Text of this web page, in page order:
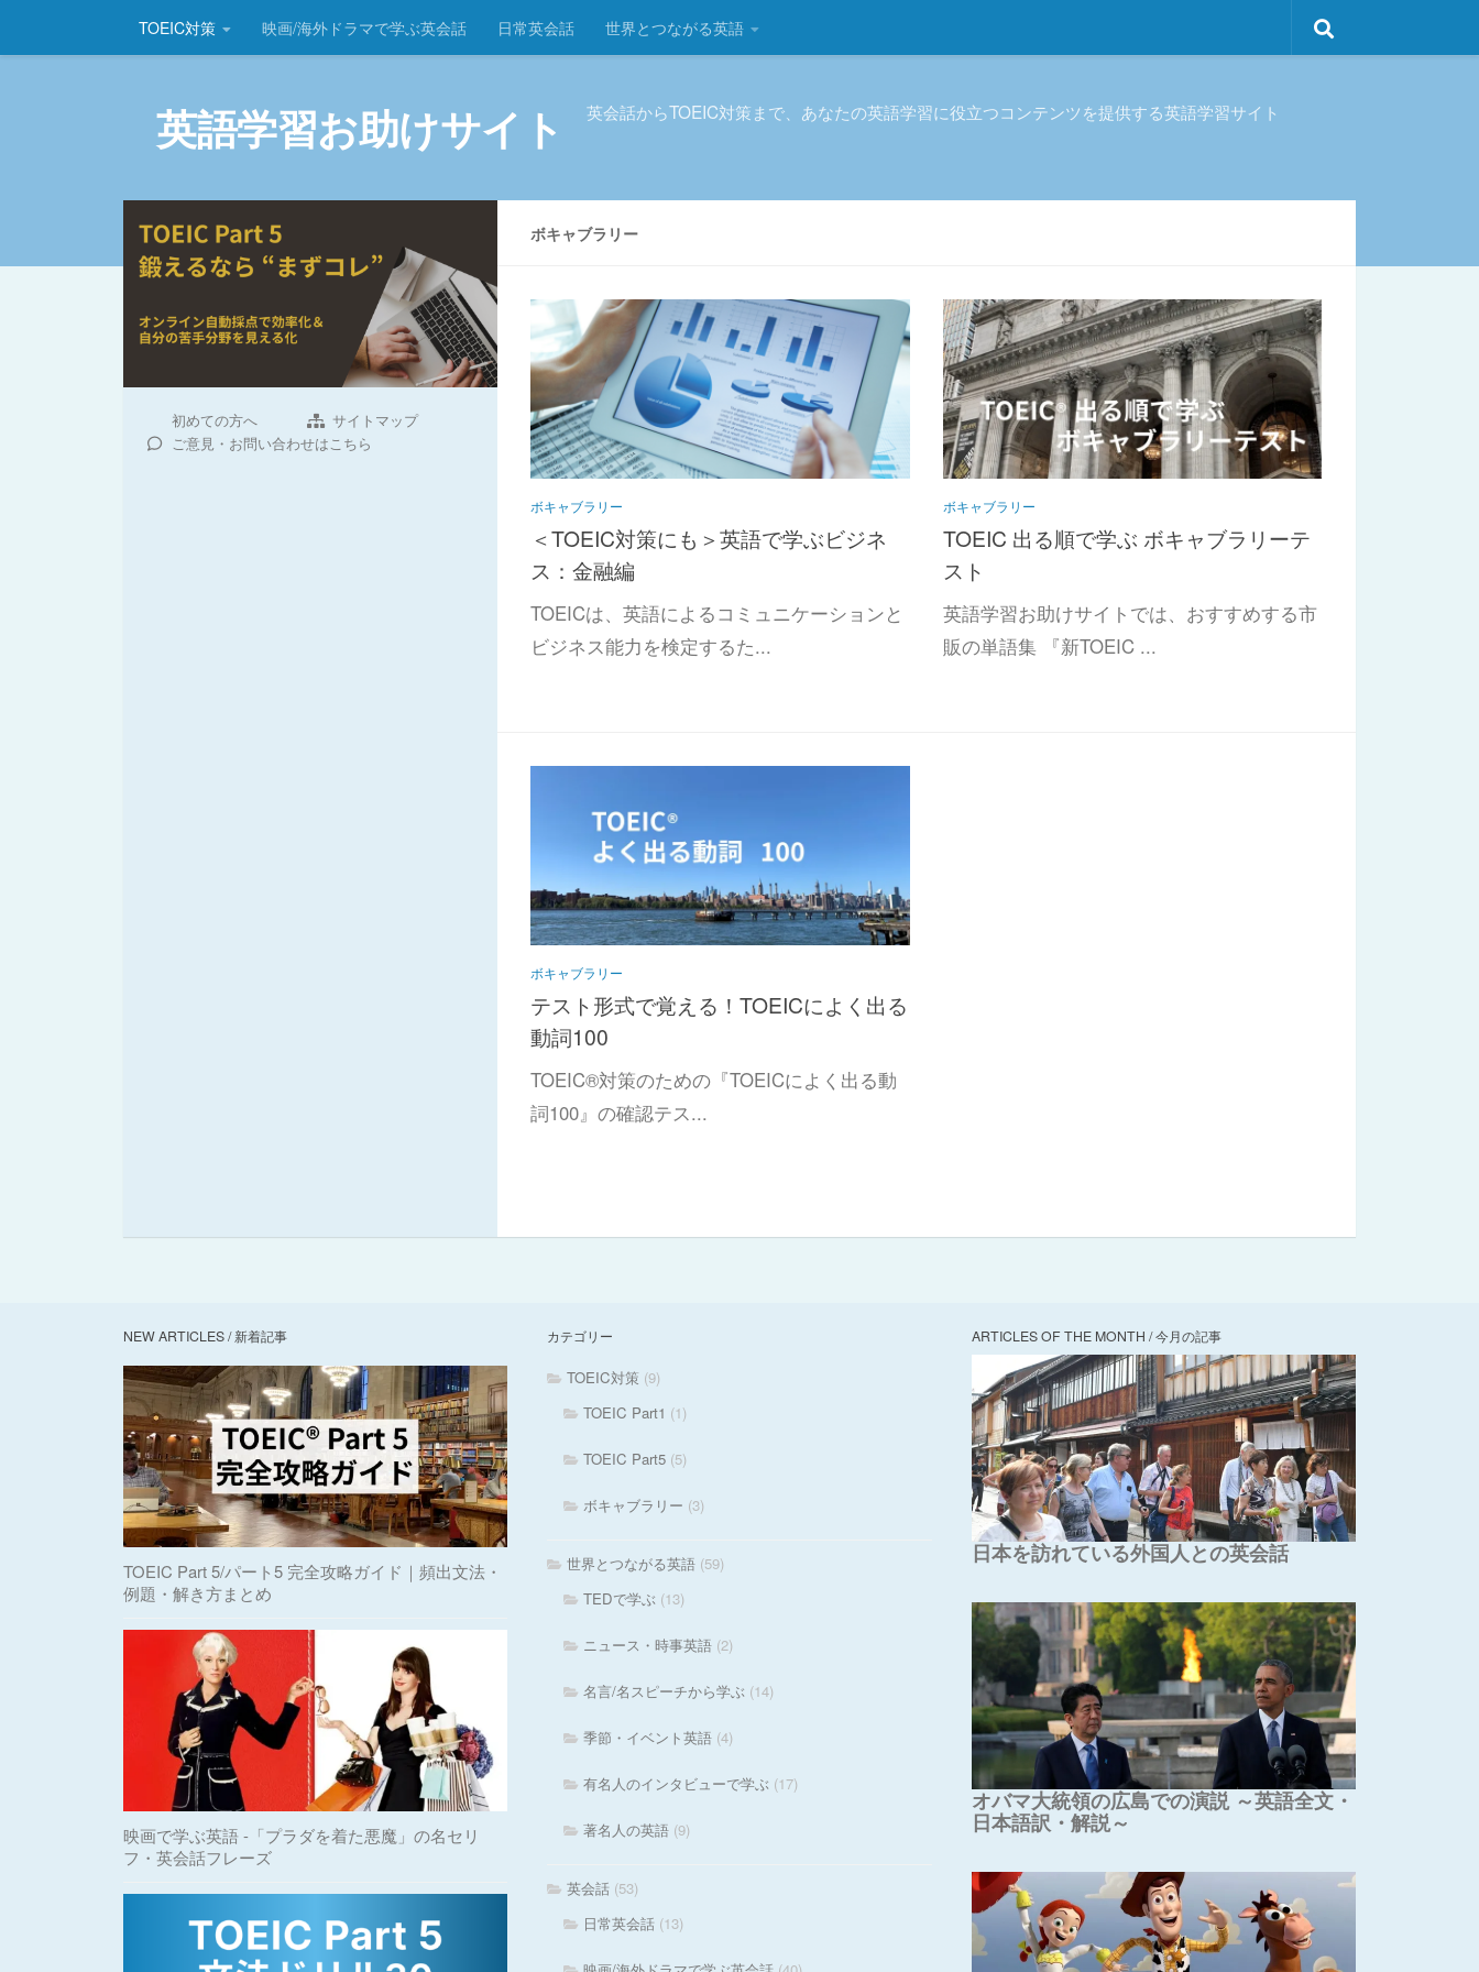
コンテンツへスキップ
TOEIC対策 映画/海外ドラマで学ぶ英会話 日常英会話 世界とつながる英語
英語学習お助けサイト 英会話からTOEIC対策まで、あなたの英語学習に役立つコンテンツを提供する英語学習サイト
ボキャブラリー
ボキャブラリー
＜TOEIC対策にも＞英語で学ぶビジネ
ス：金融編
TOEICは、英語によるコミュニケーションと
ビジネス能力を検定するた...
ボキャブラリー
TOEIC 出る順で学ぶ ボキャブラリーテ
スト
英語学習お助けサイトでは、おすすめする市
販の単語集 『新TOEIC ...
ボキャブラリー
テスト形式で覚える！TOEICによく出る
動詞100
TOEIC®対策のための『TOEICによく出る動
詞100』の確認テス...
初めての方へ
サイトマップ
ご意見・お問い合わせはこちら
NEW ARTICLES / 新着記事
TOEIC Part 5/パート5 完全攻略ガイド｜頻出文法・
例題・解き方まとめ
映画で学ぶ英語 -「プラダを着た悪魔」の名セリ
フ・英会話フレーズ
カテゴリー
TOEIC対策 (9)
TOEIC Part1 (1)
TOEIC Part5 (5)
ボキャブラリー (3)
世界とつながる英語 (59)
TEDで学ぶ (13)
ニュース・時事英語 (2)
名言/名スピーチから学ぶ (14)
季節・イベント英語 (4)
有名人のインタビューで学ぶ (17)
著名人の英語 (9)
英会話 (53)
日常英会話 (13)
ARTICLES OF THE MONTH / 今月の記事
日本を訪れている外国人との英会話
オバマ大統領の広島での演説 ～英語全文・
日本語訳・解説～